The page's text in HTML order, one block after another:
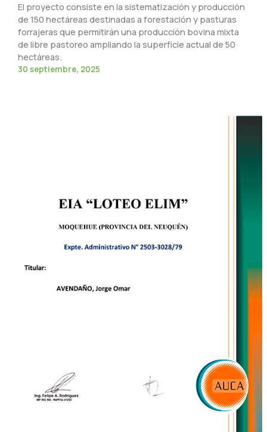
El proyecto consiste en la sistematización y producción
de 150 hectáreas destinadas a forestación y pasturas
forrajeras que permitirán una producción bovina mixta
de libre pastoreo ampliando la superficie actual de 50
hectáreas.
30 septiembre, 2025